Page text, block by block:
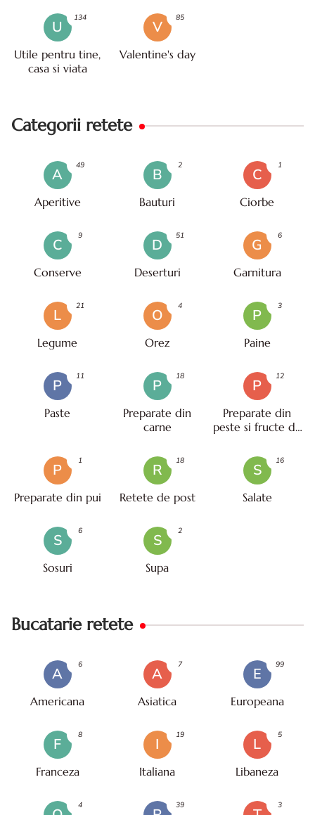
U
Utile pentru tine,
casa si viata
134
V
Valentine's day
85
Categorii retete
A
Aperitive
49
B
Bauturi
2
C
Ciorbe
1
C
Conserve
9
D
Deserturi
51
G
Garnitura
6
L
Legume
21
O
Orez
4
P
Paine
3
P
Paste
11
P
Preparate din
carne
18
P
Preparate din
peste si fructe de
12
P
Preparate din pui
1
R
Retete de post
18
S
Salate
16
S
Sosuri
6
S
Supa
2
Bucatarie retete
A
Americana
6
A
Asiatica
7
E
Europeana
99
F
Franceza
8
I
Italiana
19
L
Libaneza
5
4 39 3